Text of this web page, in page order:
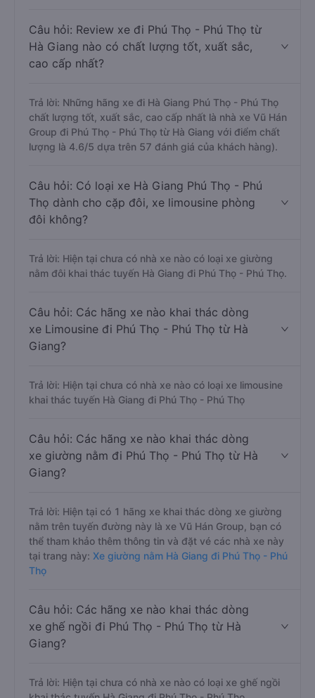
Câu hỏi: Review xe đi Phú Thọ - Phú Thọ từ
Hà Giang nào có chất lượng tốt, xuất sắc,
cao cấp nhất?
Trả lời: Những hãng xe đi Hà Giang Phú Thọ - Phú Thọ
chất lượng tốt, xuất sắc, cao cấp nhất là nhà xe Vũ Hán
Group đi Phú Thọ - Phú Thọ từ Hà Giang với điểm chất
lượng là 4.6/5 dựa trên 57 đánh giá của khách hàng).
Câu hỏi: Có loại xe Hà Giang Phú Thọ - Phú
Thọ dành cho cặp đôi, xe limousine phòng
đôi không?
Trả lời: Hiện tại chưa có nhà xe nào có loại xe giường
nằm đôi khai thác tuyến Hà Giang đi Phú Thọ - Phú Thọ.
Câu hỏi: Các hãng xe nào khai thác dòng
xe Limousine đi Phú Thọ - Phú Thọ từ Hà
Giang?
Trả lời: Hiện tại chưa có nhà xe nào có loại xe limousine
khai thác tuyến Hà Giang đi Phú Thọ - Phú Thọ
Câu hỏi: Các hãng xe nào khai thác dòng
xe giường nằm đi Phú Thọ - Phú Thọ từ Hà
Giang?
Trả lời: Hiện tại có 1 hãng xe khai thác dòng xe giường
nằm trên tuyến đường này là xe Vũ Hán Group, bạn có
thể tham khảo thêm thông tin và đặt vé các nhà xe này
tại trang này: Xe giường nằm Hà Giang đi Phú Thọ - Phú
Thọ
Câu hỏi: Các hãng xe nào khai thác dòng
xe ghế ngồi đi Phú Thọ - Phú Thọ từ Hà
Giang?
Trả lời: Hiện tại chưa có nhà xe nào có loại xe ghế ngồi